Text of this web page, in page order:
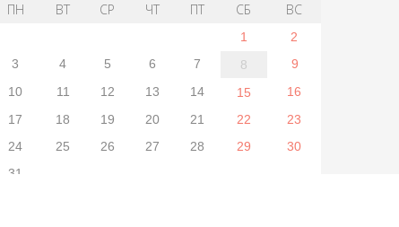
ПН ВТ СР ЧТ ПТ СБ ВС
1
2
3
4 5 6 7 8
9
10
11 12 13 14 15
16
17
18 19 20 21 22
23
24
25 26 27 28 29
30
31